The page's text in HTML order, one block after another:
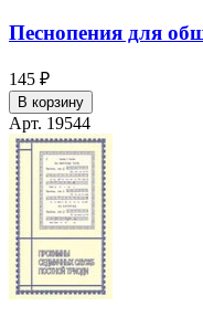
Песнопения для
145 ₽
В корзину
Арт. 19544